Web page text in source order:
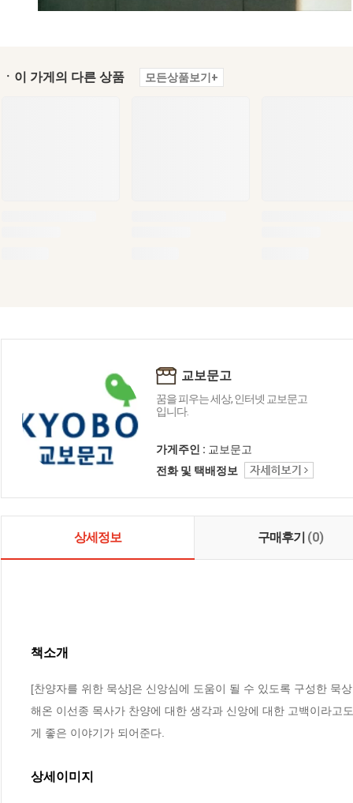
ㆍ이 가게의 다른 상품 모든상품보기+
교보문고
꿈을 피우는 세상, 인터넷 교보문고
입니다.
가게주인 : 교보문고
전화 및 택배정보
상세정보 구매후기 (0)
책소개
[찬양자를 위한 묵상]은 신앙심에 도움이 될 수 있도록 구성한 묵
해온 이선종 목사가 찬양에 대한 생각과 신앙에 대한 고백이라고
게 좋은 이야기가 되어준다.
상세이미지